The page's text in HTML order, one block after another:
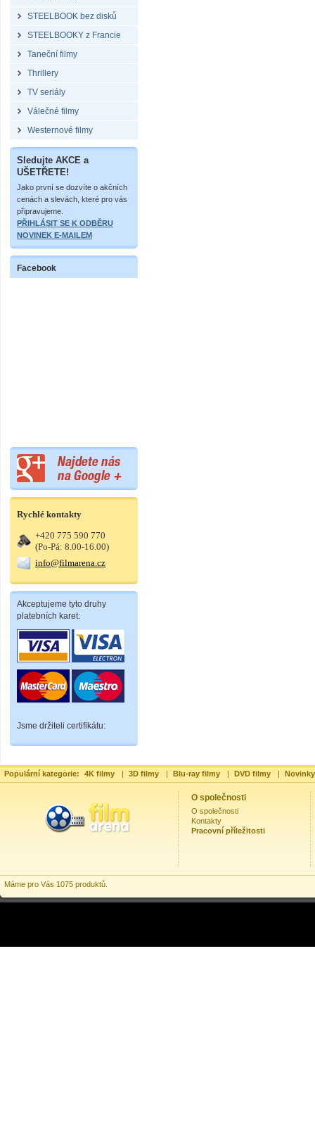
STEELBOOK bez disků
STEELBOOKY z Francie
Taneční filmy
Thrillery
TV seriály
Válečné filmy
Westernové filmy
Sledujte AKCE a
UŠETŘETE!
Jako první se dozvíte o akčních
cenách a slevách, které pro vás
připravujeme.
PŘIHLÁSIT SE K ODBĚRU
NOVINEK E-MAILEM
Facebook
Rychlé kontakty
+420 775 590 770
(Po-Pá: 8.00-16.00)
info@filmarena.cz
Akceptujeme tyto druhy
platebních karet:
Jsme držiteli certifikátu:
Populární kategorie: 4K filmy | 3D filmy | Blu-ray filmy | DVD filmy |
O společnosti
O společnosti
Kontakty
Pracovní příležitosti
Máme pro Vás 1075 produktů.